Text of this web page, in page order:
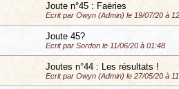
Joute n°45 : Faëries
Ecrit par Owyn (Admin) le 19/07/20 à
Joute 45?
Ecrit par Sordon le 11/06/20 à 01:48
Joutes n°44 : Les résultats !
Ecrit par Owyn (Admin) le 27/05/20 à